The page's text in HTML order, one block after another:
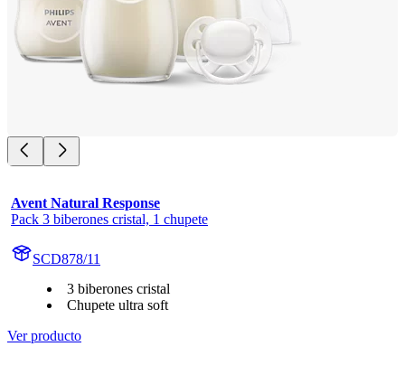
Avent Natural Response
Pack 3 biberones cristal, 1 chupete
SCD878/11
3 biberones cristal
Chupete ultra soft
Ver producto